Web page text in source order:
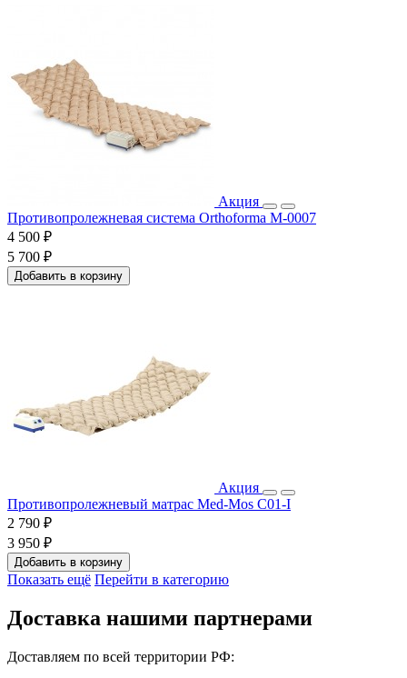
Акция
Противопролежневая система Orthoforma M-0007
4 500 ₽
5 700 ₽
Добавить в корзину
Акция
Противопролежневый матрас Med-Mos C01-I
2 790 ₽
3 950 ₽
Добавить в корзину
Показать ещё Перейти в категорию
Доставка нашими партнерами
Доставляем по всей территории РФ: